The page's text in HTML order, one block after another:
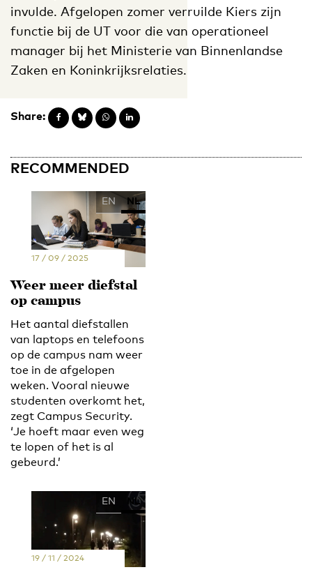
invulde. Afgelopen zomer verruilde Kiers zijn
functie bij de UT voor die van operationeel
manager bij het Ministerie van Binnenlandse
Zaken en Koninkrijksrelaties.
Share:
RECOMMENDED
EN NL
17 / 09 / 2025
Weer meer diefstal
op campus
Het aantal diefstallen
van laptops en telefoons
op de campus nam weer
toe in de afgelopen
weken. Vooral nieuwe
studenten overkomt het,
zegt Campus Security.
‘Je hoeft maar even weg
te lopen of het is al
gebeurd.’
EN NL
19 / 11 / 2024